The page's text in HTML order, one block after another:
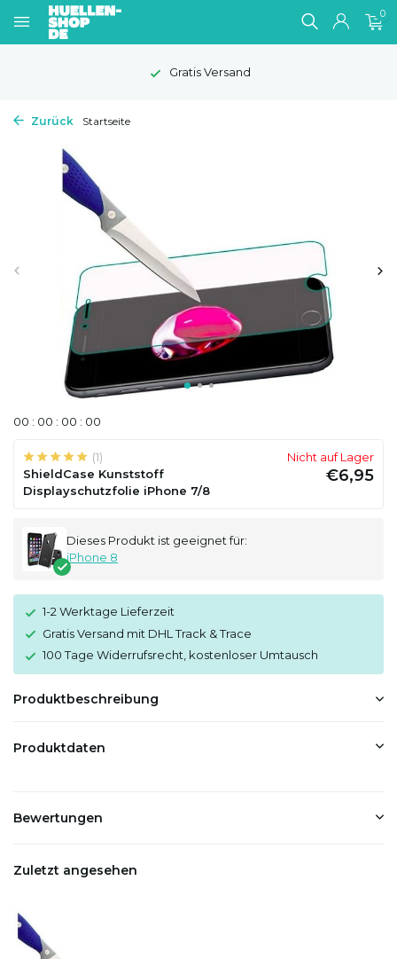
0
Gratis Versand
Zurück Startseite
00 : 00 : 00 : 00
(1)
ShieldCase Kunststoff
Displayschutzfolie iPhone 7/8
Nicht auf Lager
€6,95
Dieses Produkt ist geeignet für:
iPhone 8
1-2 Werktage Lieferzeit
Gratis Versand mit DHL Track & Trace
100 Tage Widerrufsrecht, kostenloser Umtausch
Produktbeschreibung
Produktdaten
Bewertungen
Zuletzt angesehen